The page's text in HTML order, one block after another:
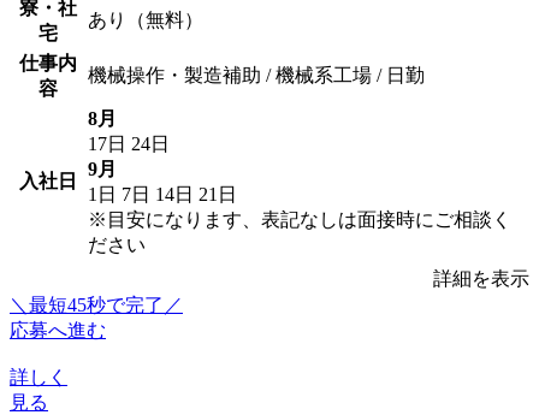
寮・社
宅
あり（無料）
仕事内
容
機械操作・製造補助 / 機械系工場 / 日勤
入社日
8月
17日 24日
9月
1日 7日 14日 21日
※目安になります、表記なしは面接時にご相談く
ださい
詳細を表示
＼最短45秒で完了／
応募へ進む
詳しく
見る